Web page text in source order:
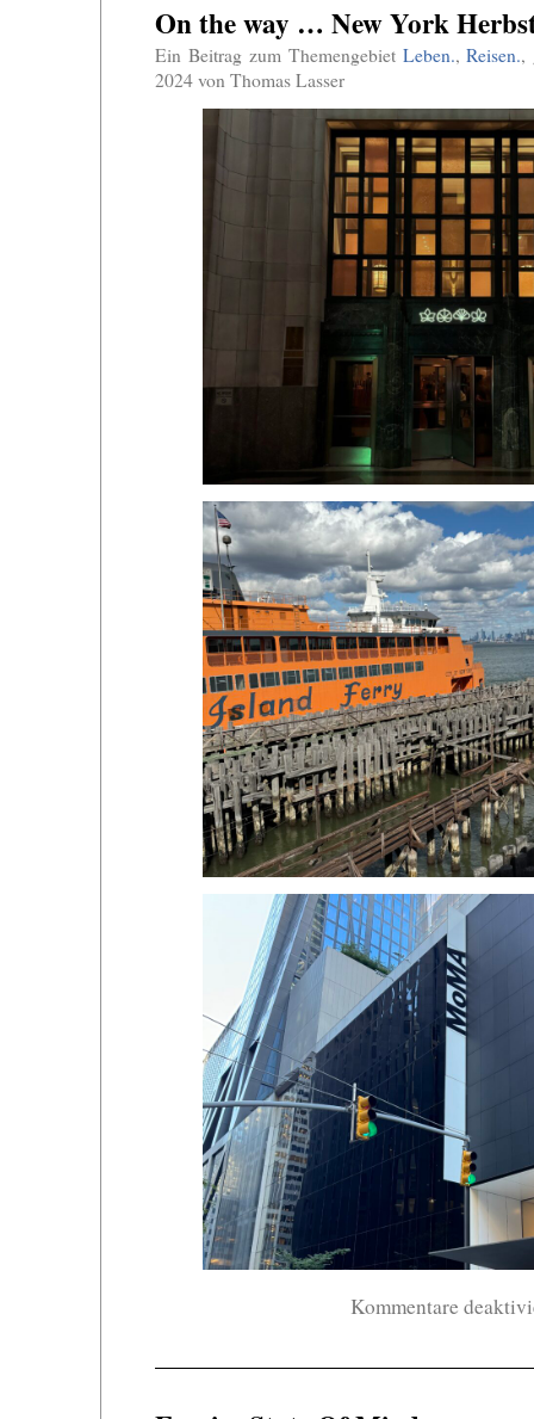
On the way … New York
Ein Beitrag zum Themengebiet Leben.,Reisen.,
2024 von Thomas Lasser
Kommentare